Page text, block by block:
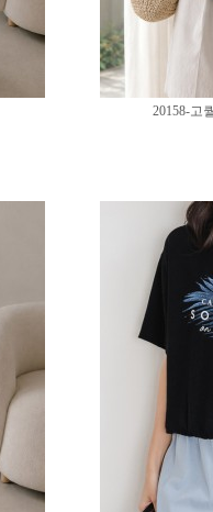
20158-고